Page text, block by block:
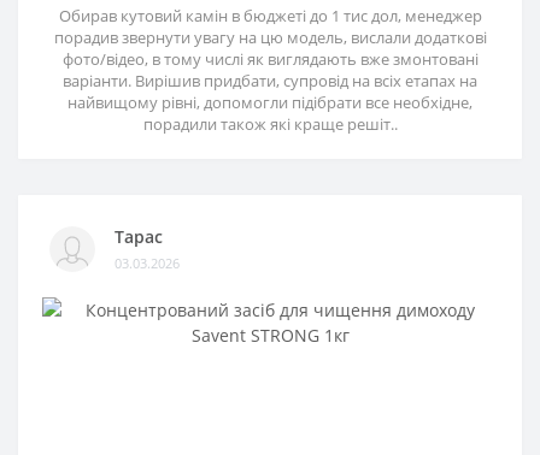
Обирав кутовий камін в бюджеті до 1 тис дол, менеджер
порадив звернути увагу на цю модель, вислали додаткові
фото/відео, в тому числі як виглядають вже змонтовані
варіанти. Вирішив придбати, супровід на всіх етапах на
найвищому рівні, допомогли підібрати все необхідне,
порадили також які краще решіт..
Тарас
03.03.2026